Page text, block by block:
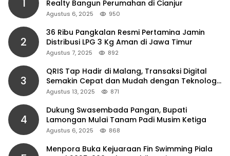
1
Realty Bangun Perumahan di Cianjur
Agustus 6, 2025 950
2
36 Ribu Pangkalan Resmi Pertamina Jamin
Distribusi LPG 3 Kg Aman di Jawa Timur
Agustus 7, 2025 892
3
QRIS Tap Hadir di Malang, Transaksi Digital
Semakin Cepat dan Mudah dengan Teknologi
NFC
Agustus 13, 2025 871
4
Dukung Swasembada Pangan, Bupati
Lamongan Mulai Tanam Padi Musim Ketiga
Agustus 6, 2025 868
Menpora Buka Kejuaraan Fin Swimming Piala